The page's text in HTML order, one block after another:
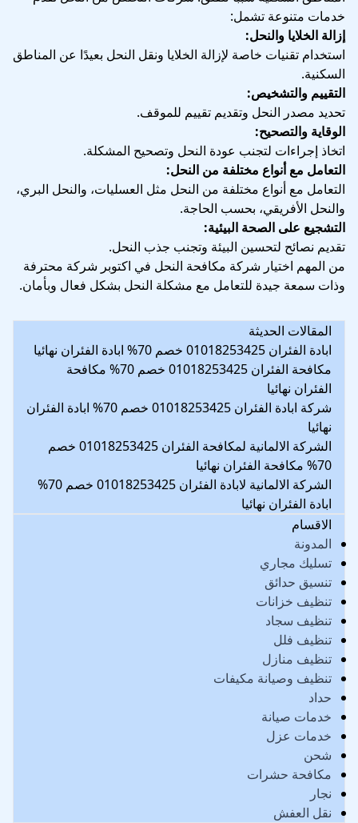
خدمات متنوعة تشمل:
إزالة الخلايا والنحل:
استخدام تقنيات خاصة لإزالة الخلايا ونقل النحل بعيدًا عن المناطق
السكنية.
التقييم والتشخيص:
تحديد مصدر النحل وتقديم تقييم للموقف.
الوقاية والتصحيح:
اتخاذ إجراءات لتجنب عودة النحل وتصحيح المشكلة.
التعامل مع أنواع مختلفة من النحل:
التعامل مع أنواع مختلفة من النحل مثل العسليات، والنحل البري،
والنحل الأفريقي، بحسب الحاجة.
التشجيع على الصحة البيئية:
تقديم نصائح لتحسين البيئة وتجنب جذب النحل.
من المهم اختيار شركة مكافحة النحل في اكتوبر شركة محترفة
وذات سمعة جيدة للتعامل مع مشكلة النحل بشكل فعال وبأمان.
المقالات الحديثة
ابادة الفئران 01018253425 خصم 70% ابادة الفئران نهائيا
مكافحة الفئران 01018253425 خصم 70% مكافحة
الفئران نهائيا
شركة ابادة الفئران 01018253425 خصم 70% ابادة الفئران
نهائيا
الشركة الالمانية لمكافحة الفئران 01018253425 خصم
70% مكافحة الفئران نهائيا
الشركة الالمانية لابادة الفئران 01018253425 خصم 70%
ابادة الفئران نهائيا
الاقسام
المدونة
تسليك مجاري
تنسيق حدائق
تنظيف خزانات
تنظيف سجاد
تنظيف فلل
تنظيف منازل
تنظيف وصيانة مكيفات
حداد
خدمات صيانة
خدمات عزل
شحن
مكافحة حشرات
نجار
نقل العفش